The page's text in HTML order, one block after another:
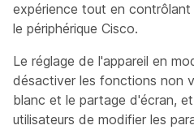
expérience tout en contrôlant
le périphérique Cisco.
Le réglage de l'appareil en
désactiver les fonctions non
blanc et le partage d'écran,
utilisateurs de modifier les